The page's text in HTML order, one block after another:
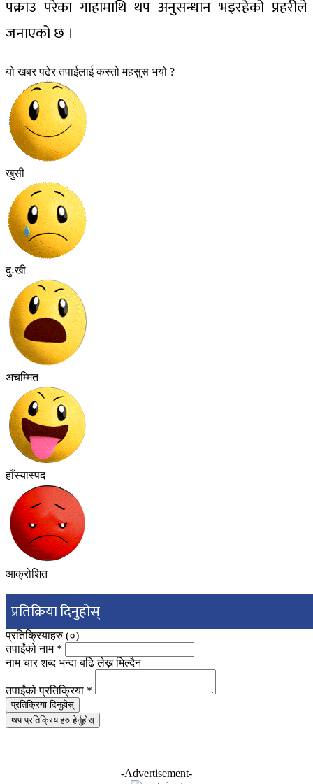
पक्राउ परेका गाहामाथि थप अनुसन्धान भइरहेको प्रहरीले
जनाएको छ ।
यो खबर पढेर तपाईलाई कस्तो महसुस भयो ?
खुसी
दुःखी
अचम्मित
हाँस्यास्पद
आक्रोशित
प्रतिक्रिया दिनुहोस्
प्रतिक्रियाहरु (०)
तपाईंको नाम *
नाम चार शब्द भन्दा बढि लेख्न मिल्दैन
तपाईंको प्रतिक्रिया *
प्रतिक्रिया दिनुहोस्
थप प्रतिक्रियाहरु हेर्नुहोस्
-Advertisement-